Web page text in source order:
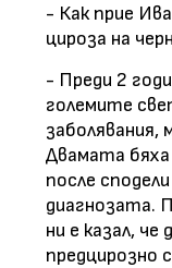
- Как прие
цироза на
- Преди 2
големите
заболявания,
Двамата бяха
после
диагнозата.
ни е казал,
предцирозно